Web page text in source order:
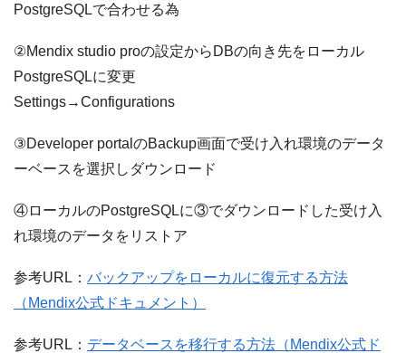
PostgreSQLで合わせる為
②Mendix studio proの設定からDBの向き先をローカル
PostgreSQLに変更
Settings→Configurations
③Developer portalのBackup画面で受け入れ環境のデータ
ーベースを選択しダウンロード
④ローカルのPostgreSQLに③でダウンロードした受け入
れ環境のデータをリストア
参考URL： バックアップをローカルに復元する方法
（Mendix公式ドキュメント）
参考URL： データベースを移行する方法（Mendix公式ド